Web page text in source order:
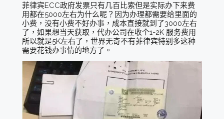
菲律宾ECC政府发票只有几百比索但是实际办下来费
用都在5000左右为什么呢？因为办理都需要给里面的
小费，没有小费不好办事，成本直接就到了3000左右
了，如果想当天获取，代办公司在收个1-2K 服务费用
所以就是5K左右了，世界无奇不有菲律宾特别多这种
需要花钱办事情的地方了。